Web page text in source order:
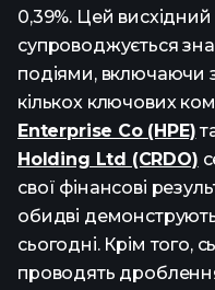
0,39%. Цей
супроводжується
подіями, включаючи
кількох ключових
Enterprise Co (HPE)
Holding Ltd (CRDO)
свої фінансові
обидві демонструють
сьогодні. Крім того,
проводять